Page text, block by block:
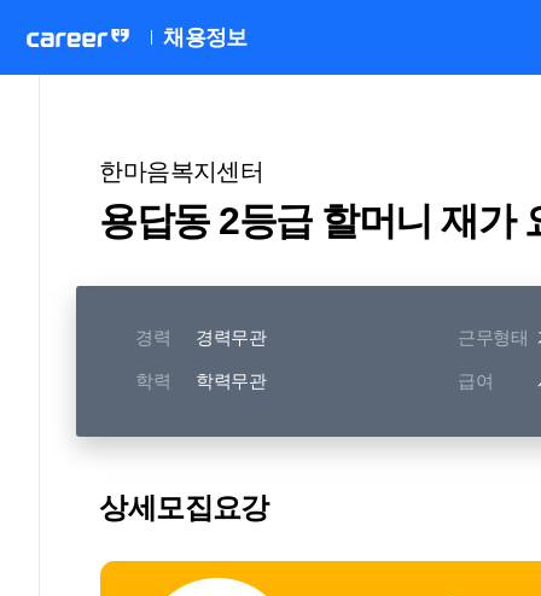
채용정보
한마음복지센터
용답동 2등급 할머니 재가
경력 경력무관 근무형태
학력 학력무관 급여
상세모집요강